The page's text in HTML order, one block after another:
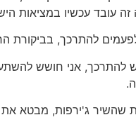
עובד עכשיו במציאות
להתרכך, בביקורת
להתרכך, אני חושש
שהשיר ג'ירפות, מבטא